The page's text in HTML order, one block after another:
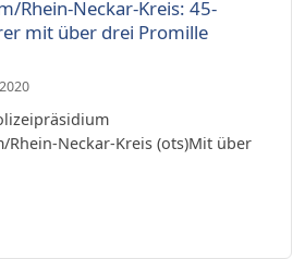
Rhein-Neckar-Kreis: 45-
mit über drei Promille
Rhein-Neckar-Kreis (ots)Mit über